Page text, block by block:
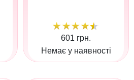
601 грн.
Немає у наявності